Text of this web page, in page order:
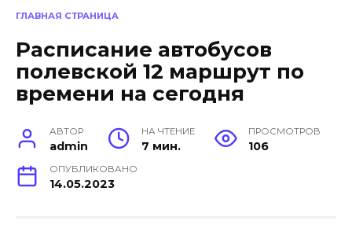
ГЛАВНАЯ СТРАНИЦА
Расписание автобусов
полевской 12 маршрут по
времени на сегодня
АВТОР
admin
НА ЧТЕНИЕ
7 мин.
ПРОСМОТРОВ
106
ОПУБЛИКОВАНО
14.05.2023